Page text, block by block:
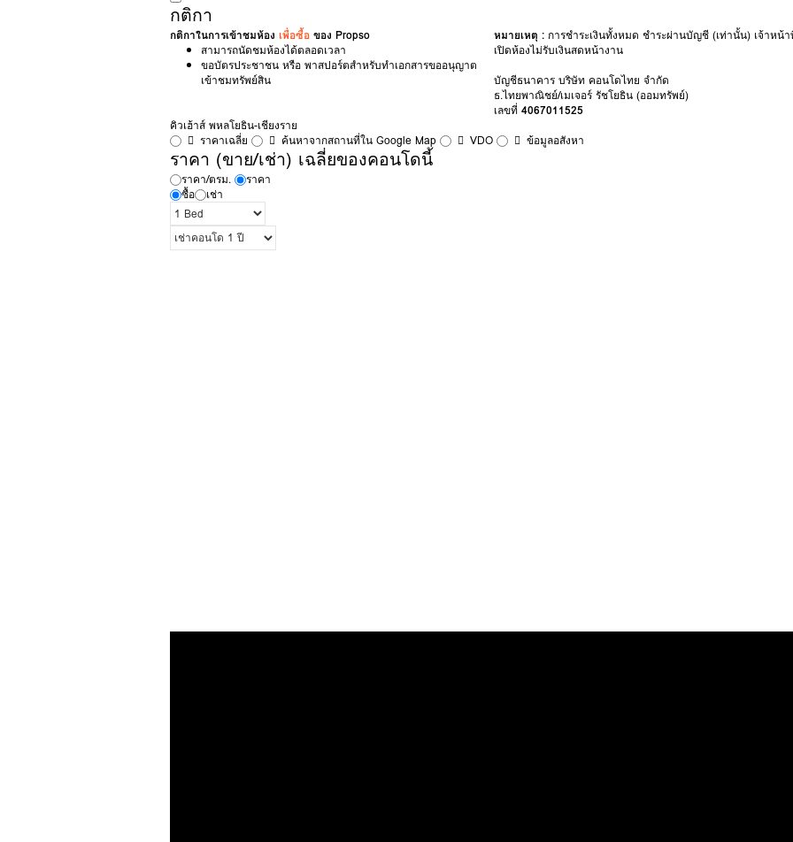
กติกา
กติกาในการเข้าชมห้อง เพื่อซื้อ ของ Propso
สามารถนัดชมห้องได้ตลอดเวลา
ขอบัตรประชาชน หรือ พาสปอร์ตสำหรับทำเอกสารขออนุญาต
เข้าชมทรัพย์สิน
หมายเหตุ : การชำระเงินทั้งหมด ชำระผ่านบัญชี (เท่านั้น) เจ้าหน้
เปิดห้องไม่รับเงินสดหน้างาน
บัญชีธนาคาร บริษัท คอนโดไทย จำกัด
ธ.ไทยพาณิชย์/เมเจอร์ รัชโยธิน (ออมทรัพย์)
เลขที่4067011525
คิวเฮ้าส์ พหลโยธิน-เชียงราย
ราคาเฉลี่ย
ค้นหาจากสถานที่ใน Google Map VDO ข้อมูลอสังหา
ราคา (ขาย/เช่า) เฉลี่ยของคอนโดนี้
ราคา/ตรม.
ราคา
ซื้อ
เช่า